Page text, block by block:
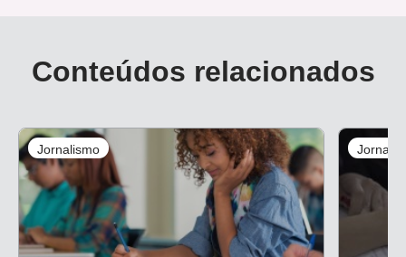
Conteúdos relacionados
Jornalismo